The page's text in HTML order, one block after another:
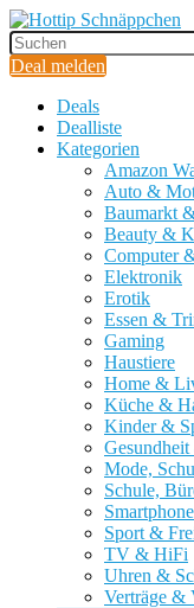
Deal melden
Deals
Dealliste
Kategorien
Amazon
Auto &
Baumarkt
Beauty &
Computer
Elektronik
Erotik
Essen &
Gaming
Haustiere
Home &
Küche &
Kinder &
Mode,
Schule,
Sport &
TV & HiFi
Uhren &
Verträge &